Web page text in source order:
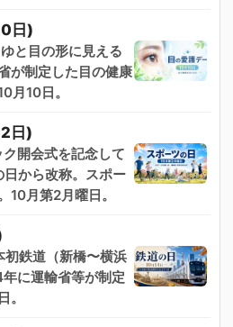
日)
と目の形に見える
が制定した目の健康
月10日。
日)
開会式を記念して
から改称。スポー
10月第2月曜日。
鉄道（新橋〜横浜
に運輸省等が制定
。